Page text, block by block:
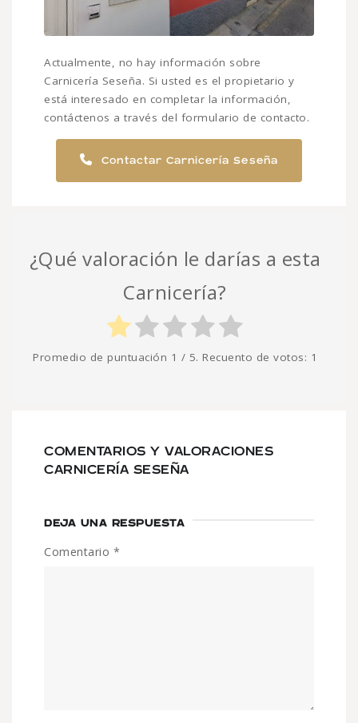
Actualmente, no hay información sobre
Carnicería Seseña. Si usted es el propietario y
está interesado en completar la información,
contáctenos a través del formulario de contacto.
Contactar Carnicería Seseña
¿Qué valoración le darías a esta
Carnicería?
Promedio de puntuación 1 / 5. Recuento de votos: 1
COMENTARIOS Y VALORACIONES
CARNICERÍA SESEÑA
DEJA UNA RESPUESTA
Comentario *